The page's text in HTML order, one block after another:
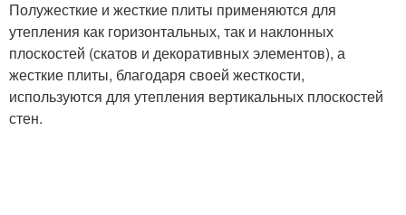
Полужесткие и жесткие плиты применяются для
утепления как горизонтальных, так и наклонных
плоскостей (скатов и декоративных элементов), а
жесткие плиты, благодаря своей жесткости,
используются для утепления вертикальных плоскостей
стен.